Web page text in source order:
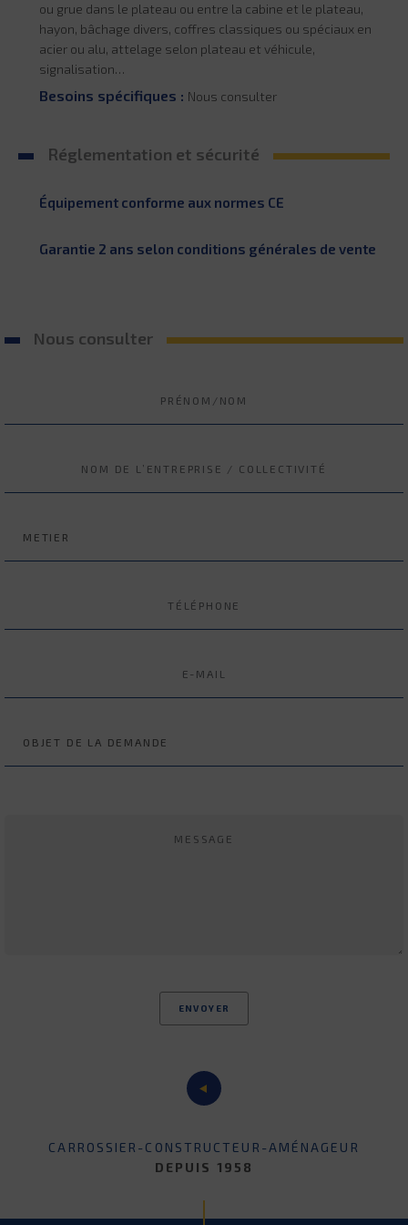
ou grue dans le plateau ou entre la cabine et le plateau,
hayon, bâchage divers, coffres classiques ou spéciaux en
acier ou alu, attelage selon plateau et véhicule,
signalisation…
Besoins spécifiques : Nous consulter
Réglementation et sécurité
Équipement conforme aux normes CE
Garantie 2 ans selon conditions générales de vente
Nous consulter
CARROSSIER-CONSTRUCTEUR-AMÉNAGEUR
DEPUIS 1958